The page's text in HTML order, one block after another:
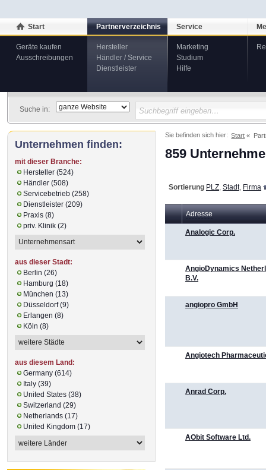
Start
Geräte kaufen
Ausschreibungen
Partnerverzeichnis
Hersteller
Händler / Service
Dienstleister
Service
Marketing
Studium
Hilfe
Suche in:
Sie befinden sich hier: Start
859
Sortierung PLZ Stadt, Firma
Adresse
Analogic Corp.
AngioDynamics
B.V.
angiopro GmbH
Angiotech
Anrad Corp.
AObit Software Ltd.
Unternehmen finden:
mit dieser Branche:
Hersteller (524)
Händler (508)
Servicebetrieb (258)
Dienstleister (209)
Praxis (8)
priv. Klinik (2)
aus dieser Stadt:
Berlin (26)
Hamburg (18)
München (13)
Düsseldorf (9)
Erlangen (8)
Köln (8)
aus diesem Land:
Germany (614)
Italy (39)
United States (38)
Switzerland (29)
Netherlands (17)
United Kingdom (17)